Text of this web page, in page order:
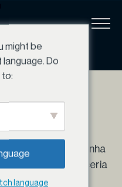
do Minha
a NIVEA, em parceria
surgiu com o
might be
Do
to:
language